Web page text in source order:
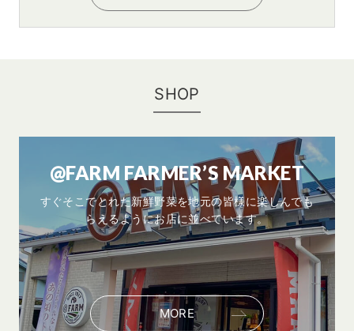
SHOP
@FARM FARMER’S MARKET
すぐそこでとれた新鮮野菜を地元の皆様に楽しんでも
らえるようにお店に並べています。
MORE